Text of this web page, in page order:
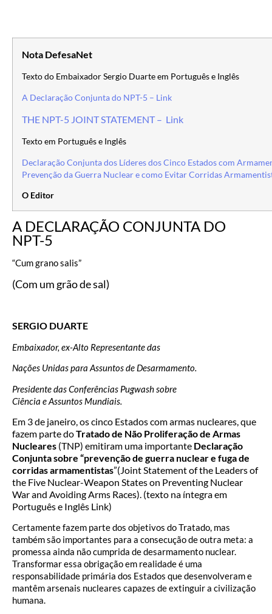
Nota DefesaNet
Texto do Embaixador Sergio Duarte em Português e Inglês
A Declaração Conjunta do NPT-5 – Link
THE NPT-5 JOINT STATEMENT – Link
Texto em Português e Inglês
Declaração Conjunta dos Líderes dos Cinco Estados com
Prevenção da Guerra Nuclear e como Evitar Corridas
O Editor
A DECLARAÇÃO CONJUNTA DO
NPT-5
“Cum grano salis”
(Com um grão de sal)
SERGIO DUARTE
Embaixador, ex-Alto Representante das
Nações Unidas para Assuntos de Desarmamento.
Presidente das Conferências Pugwash sobre
Ciência e Assuntos Mundiais.
Em 3 de janeiro, os cinco Estados com armas nucleares, que
fazem parte doTratado de Não Proliferação de Armas
Nucleares (TNP) emitiram uma importante Declaração
Conjunta sobre “prevenção de guerra nuclear e fuga de
corridas armamentistas”(Joint Statement of the Leaders of
the Five Nuclear-Weapon States on Preventing Nuclear
War and Avoiding Arms Races). (texto na íntegra em
Português e Inglês Link)
Certamente fazem parte dos objetivos do Tratado, mas
também são importantes para a consecução de outra meta: a
promessa ainda não cumprida de desarmamento nuclear.
Transformar essa obrigação em realidade é uma
responsabilidade primária dos Estados que desenvolveram e
mantêm arsenais nucleares capazes de extinguir a civilização
humana.